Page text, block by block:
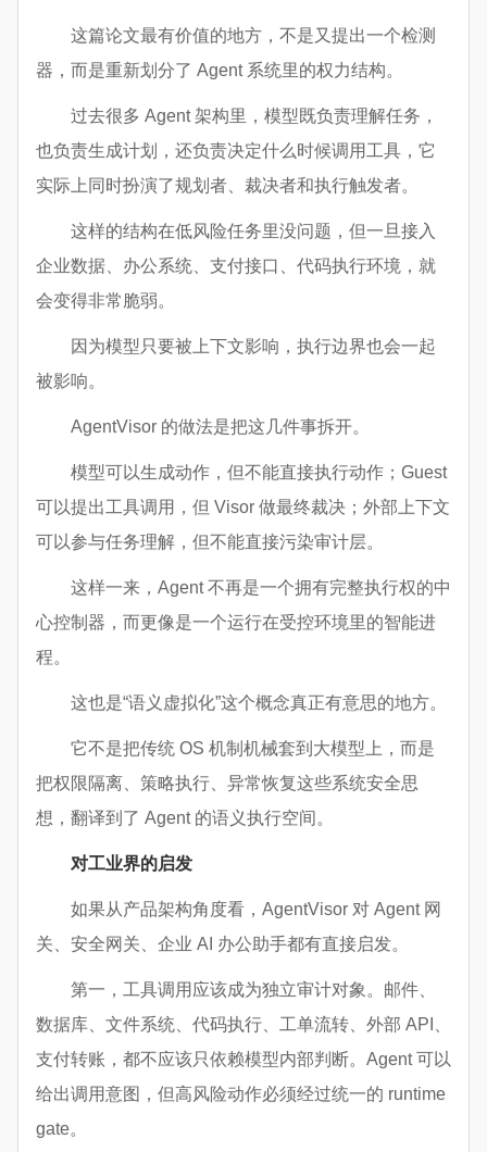
这篇论文最有价值的地方，不是又提出一个检测
器，而是重新划分了 Agent 系统里的权力结构。
过去很多 Agent 架构里，模型既负责理解任务，
也负责生成计划，还负责决定什么时候调用工具，它
实际上同时扮演了规划者、裁决者和执行触发者。
这样的结构在低风险任务里没问题，但一旦接入
企业数据、办公系统、支付接口、代码执行环境，就
会变得非常脆弱。
因为模型只要被上下文影响，执行边界也会一起
被影响。
AgentVisor 的做法是把这几件事拆开。
模型可以生成动作，但不能直接执行动作；Guest
可以提出工具调用，但 Visor 做最终裁决；外部上下文
可以参与任务理解，但不能直接污染审计层。
这样一来，Agent 不再是一个拥有完整执行权的中
心控制器，而更像是一个运行在受控环境里的智能进
程。
这也是“语义虚拟化”这个概念真正有意思的地方。
它不是把传统 OS 机制机械套到大模型上，而是
把权限隔离、策略执行、异常恢复这些系统安全思
想，翻译到了 Agent 的语义执行空间。
对工业界的启发
如果从产品架构角度看，AgentVisor 对 Agent 网
关、安全网关、企业 AI 办公助手都有直接启发。
第一，工具调用应该成为独立审计对象。邮件、
数据库、文件系统、代码执行、工单流转、外部 API、
支付转账，都不应该只依赖模型内部判断。Agent 可以
给出调用意图，但高风险动作必须经过统一的 runtime
gate。